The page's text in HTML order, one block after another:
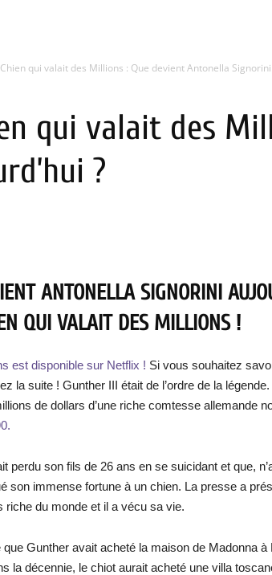
qui valait des Millions : Que devient Antonella
qui valait des
?
ANTONELLA SIGNORINI
QUI VALAIT DES MILLIONS !
est disponible sur Netflix ! Si vous souhaitez
la suite ! Gunther III était de l’ordre de la
de dollars d’une riche comtesse allemande
perdu son fils de 26 ans en se suicidant et que,
son immense fortune à un chien. La presse a
riche du monde et il a vécu sa vie.
Gunther avait acheté la maison de Madonna à
la décennie, le chiot aurait acheté une villa